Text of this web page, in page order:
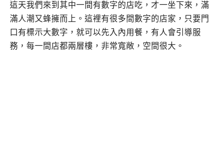
這天我們來到其中一間有數字的店吃，才一坐下來，滿
滿人潮又蜂擁而上。這裡有很多間數字的店家，只要門
口有標示大數字，就可以先入內用餐，有人會引導服
務，每一間店都兩層樓，非常寬敞，空間很大。